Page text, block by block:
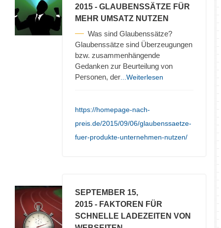
2015 - GLAUBENSSÄTZE FÜR
MEHR UMSATZ NUTZEN
Was sind Glaubenssätze?
Glaubenssätze sind Überzeugungen
bzw. zusammenhängende
Gedanken zur Beurteilung von
Personen, der ...Weiterlesen
https://homepage-nach-
preis.de/2015/09/06/glaubenssaetze-
fuer-produkte-unternehmen-nutzen/
SEPTEMBER 15,
2015 - FAKTOREN FÜR
SCHNELLE LADEZEITEN VON